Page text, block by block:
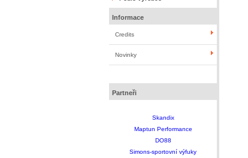
Informace
Credits
Novinky
Partneři
Skandix
Maptun Performance
DO88
Simons-sportovní výfuky